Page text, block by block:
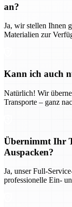
an?
Ja, wir stellen Ihnen
Materialien zur
Kann ich auch
Natürlich! Wir
Transporte – ganz
Übernimmt Ihr
Auspacken?
Ja, unser Full-
professionelle Ein-